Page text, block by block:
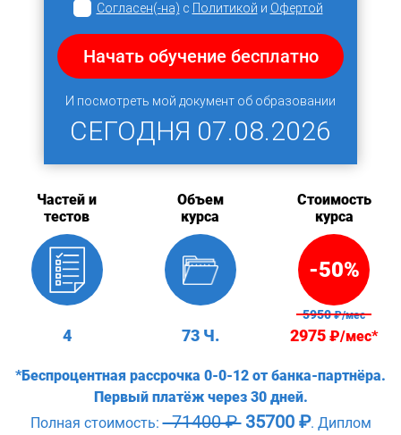
Согласен(-на) с Политикой и Офертой
Начать обучение бесплатно
И посмотреть мой документ об образовании
СЕГОДНЯ 07.08.2026
Частей и
тестов
4
Объем
курса
73 Ч.
Стоимость
курса
-50%
5950₽/мес
2975₽/мес*
*Беспроцентная рассрочка 0-0-12 от банка-партнёра.
Первый платёж через 30 дней.
Полная стоимость:71400 ₽ 35700 ₽. Диплом